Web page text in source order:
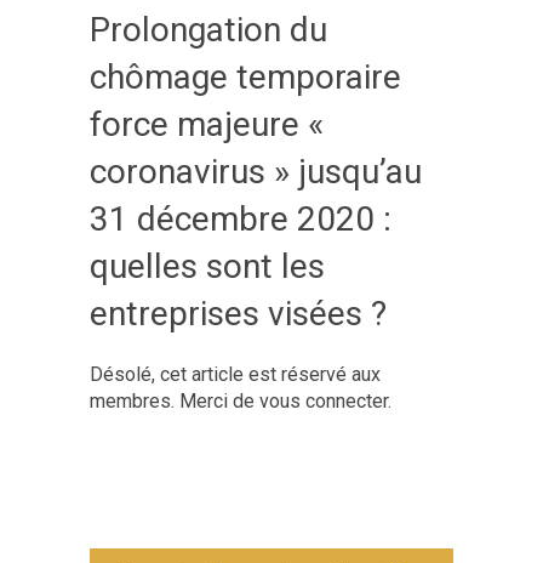
Prolongation du
chômage temporaire
force majeure «
coronavirus » jusqu’au
31 décembre 2020 :
quelles sont les
entreprises visées ?
Désolé, cet article est réservé aux
membres. Merci de vous connecter.